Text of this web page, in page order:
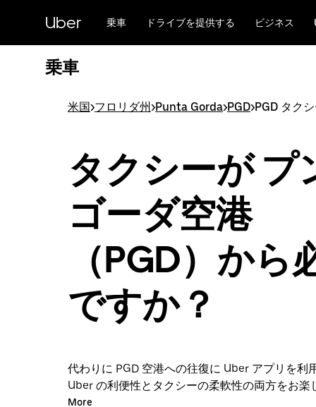
Uber 乗車 ドライブを提供する ビジネス
乗車
米国>フロリダ州>Punta Gorda>PGD>PGD タク
タクシーが プ
ゴーダ空港
（PGD）から
ですか？
代わりに PGD 空港への往復に Uber アプリを利
Uber の利便性とタクシーの柔軟性の両方をお楽
ます。アプリやオンラインでの 24 時間年中無休
More